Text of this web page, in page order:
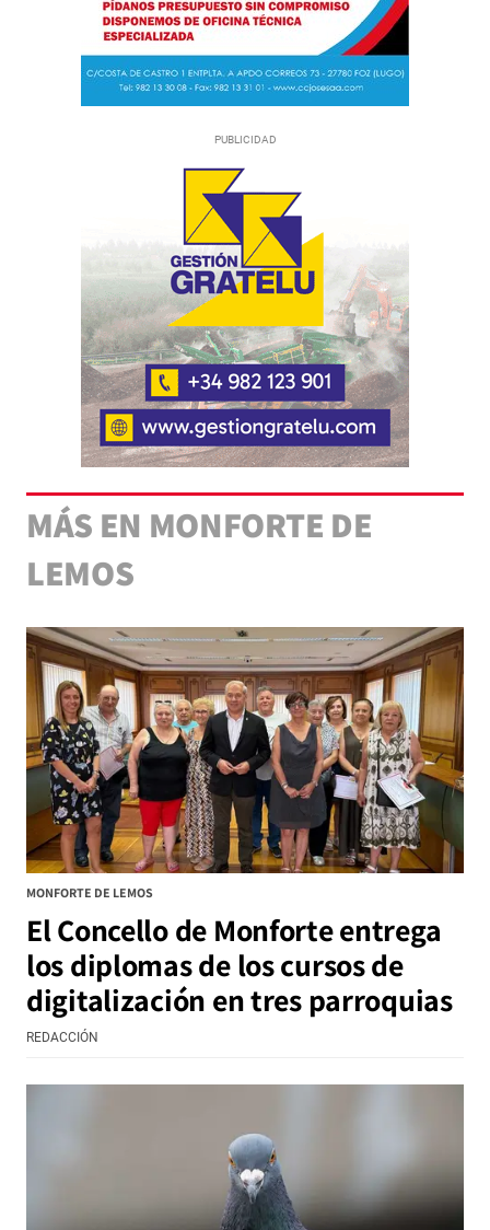
MÁS EN MONFORTE DE
LEMOS
MONFORTE DE LEMOS
El Concello de Monforte entrega
los diplomas de los cursos de
digitalización en tres parroquias
REDACCIÓN